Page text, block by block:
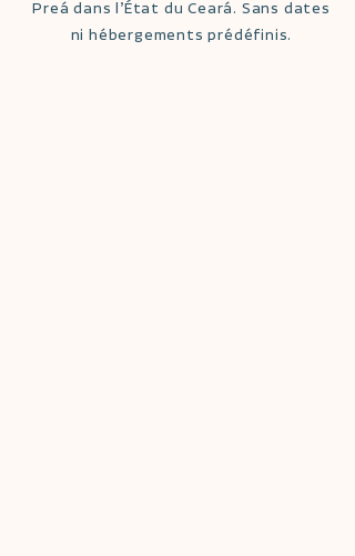
Preá dans l’État du Ceará. Sans dates
ni hébergements prédéfinis.